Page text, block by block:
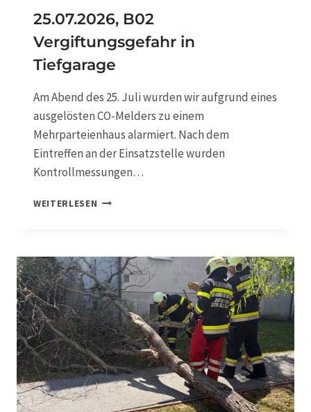
N
D
E
R
E
I
T
N
N
C
25.07.2026, B02
Vergiftungsgefahr in
Tiefgarage
Am Abend des 25. Juli wurden wir aufgrund eines
ausgelösten CO-Melders zu einem
Mehrparteienhaus alarmiert. Nach dem
Eintreffen an der Einsatzstelle wurden
Kontrollmessungen…
WEITERLESEN 2
7
.
2
0
2
6
,
B
0
2
V